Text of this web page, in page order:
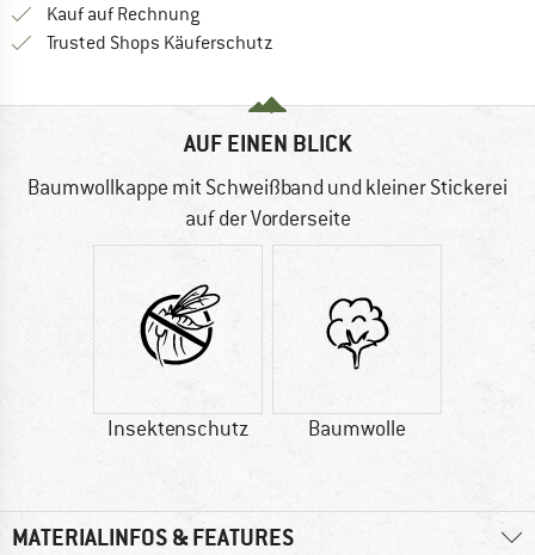
Kauf auf RechnungFinde die Zahlungs-Infos hier! Öffnet
Trusted Shops Käuferschutz
AUF EINEN BLICK
Baumwollkappe mit Schweißband und kleiner Stickerei
auf der Vorderseite
Insektenschutz Baumwolle
MATERIALINFOS & FEATURES